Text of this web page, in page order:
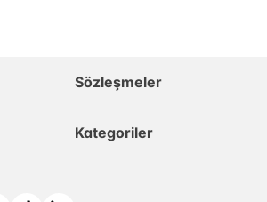
Sözleşmeler
Kategoriler